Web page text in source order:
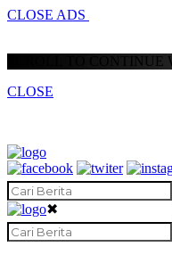
CLOSE ADS
SCROLL TO
CLOSE
✖